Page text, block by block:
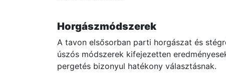
Horgászmódszerek
A tavon elsősorban parti horgászat és
úszós módszerek kifejezetten
pergetés bizonyul hatékony választásnak.